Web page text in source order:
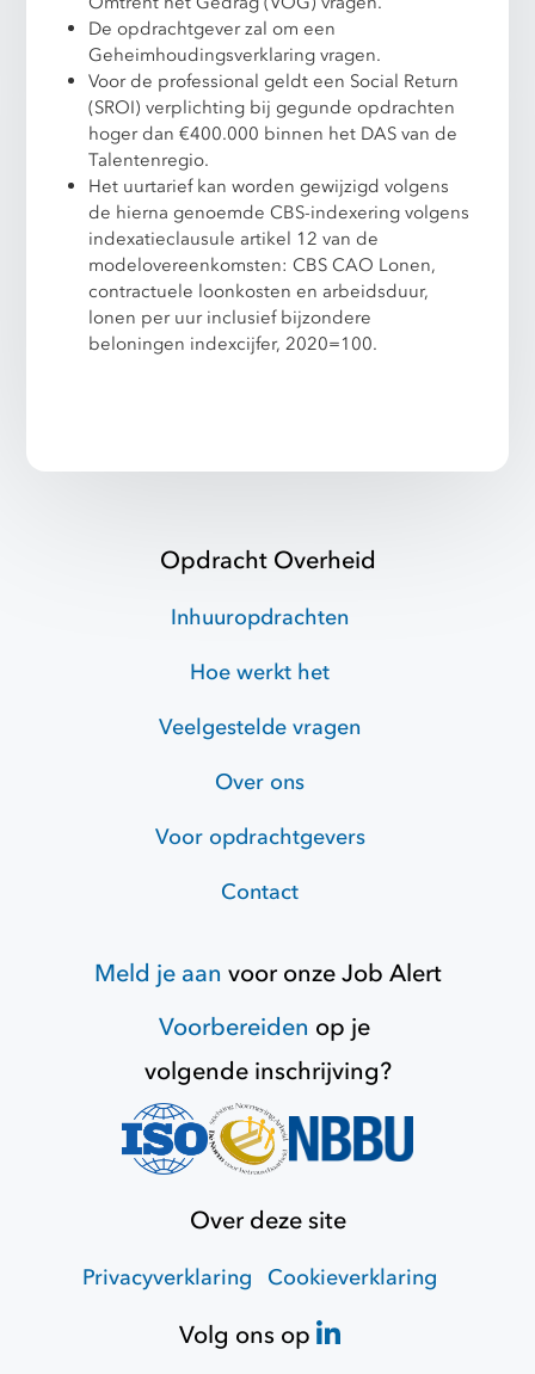
De opdrachtgever zal om een
Geheimhoudingsverklaring vragen.
Voor de professional geldt een Social Return
(SROI) verplichting bij gegunde opdrachten
hoger dan €400.000 binnen het DAS van de
Talentenregio.
Het uurtarief kan worden gewijzigd volgens
de hierna genoemde CBS-indexering volgens
indexatieclausule artikel 12 van de
modelovereenkomsten: CBS CAO Lonen,
contractuele loonkosten en arbeidsduur,
lonen per uur inclusief bijzondere
beloningen indexcijfer, 2020=100.
Opdracht Overheid
Inhuuropdrachten
Hoe werkt het
Veelgestelde vragen
Over ons
Voor opdrachtgevers
Contact
Meld je aan voor onzeJob Alert
Voorbereiden op je
volgende inschrijving?
Over deze site
Privacyverklaring Cookieverklaring
Volg ons op